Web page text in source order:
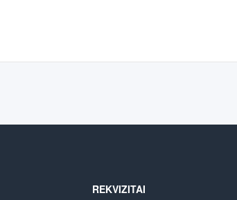
REKVIZITAI